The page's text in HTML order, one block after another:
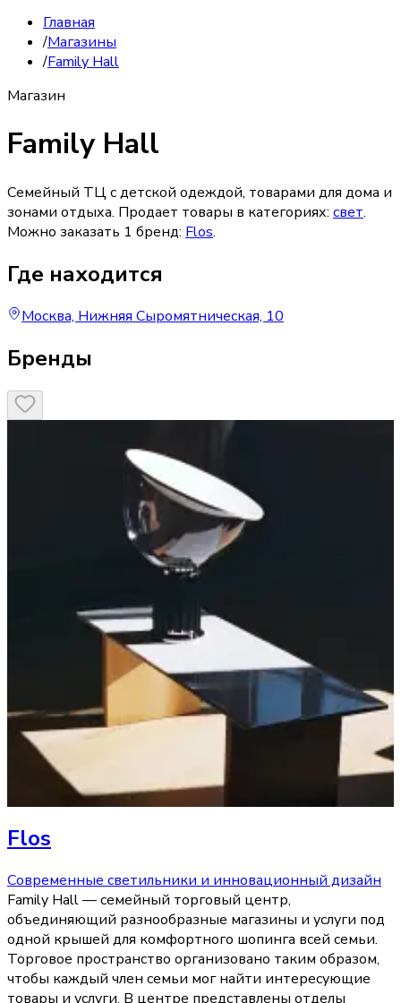
Главная
/Магазины
/Family Hall
Магазин
Family Hall
Семейный ТЦ с детской одеждой, товарами для дома и
зонами отдыха. Продает товары в категориях: свет.
Можно заказать 1 бренд: Flos.
Где находится
Москва, Нижняя Сыромятническая, 10
Бренды
Flos
Современные светильники и инновационный дизайн
Family Hall — семейный торговый центр,
объединяющий разнообразные магазины и услуги под
одной крышей для комфортного шопинга всей семьи.
Торговое пространство организовано таким образом,
чтобы каждый член семьи мог найти интересующие
товары и услуги. В центре представлены отделы